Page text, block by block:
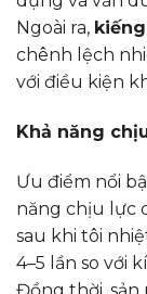
Ngoài ra,
chênh lệch
với điều kiện
Khả năng
Ưu điểm nổi
năng chịu lực
sau khi tôi
4–5 lần so với